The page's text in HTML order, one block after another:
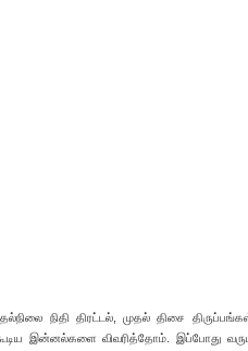
நிதி திரட்டல், முதல் திசை
இன்னல்களை விவரித்தோம். இப்போது